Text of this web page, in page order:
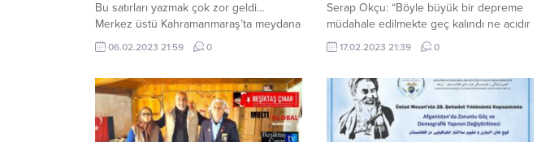
Bu satırları yazmak çok zor geldi…
Merkez üstü Kahramanmaraş’ta meydana
gelen 10 ilimizde 7.6 şiddetindeki
depremde İslahiye de yaşayan yeğenim
Yasin Ergüler vefat etmiştir, Mekanı
cennet, ruhu şad olsun; Allah gani gani
rahmet eylesin mekanı cennet olsun…
Ergüler ailesinin başı sağ olsun, Başımız
06.02.2023 21:59 0
Serap Okçu: “Böyle büyük bir depreme
müdahale edilmekte geç kalındı ne acıdır
ki suriyeliler çadırlarda odunları aşevleri
tuvaletleri burunlarını dibinde sanki onlar
mülteciyiz dikkatimi çekende neden hiç
bir Suriyelilerin feveran etmiyorda bizler
kurtarılması geç kalinmiş ve her yeri koku
sarmış bir yerde sakin olmaya davet...
17.02.2023 21:39 0